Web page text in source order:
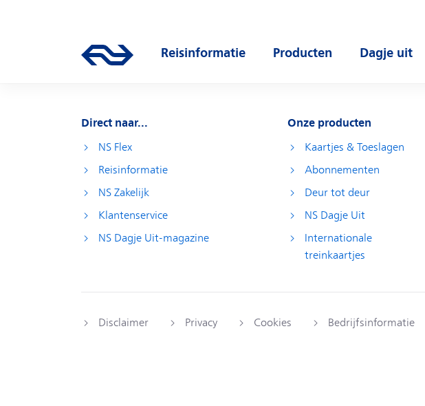
Ga naar de homepage van ns.nl
Reisinformatie
Producten
Dagje uit
Direct naar...
NS Flex
Reisinformatie
NS Zakelijk
Klantenservice
NS Dagje Uit-magazine
Onze producten
Kaartjes & Toeslagen
Abonnementen
Deur tot deur
NS Dagje Uit
Internationale
treinkaartjes
Disclaimer Privacy Cookies Bedrijfsinformatie